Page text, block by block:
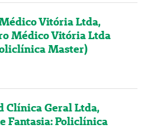
Vitória Ltda,
Médico Vitória Ltda
Master)
Clínica Geral Ltda,
Fantasia: Policlínica